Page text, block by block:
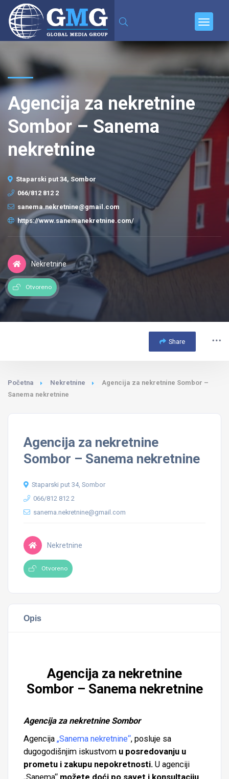
Agencija za nekretnine
Sombor – Sanema
nekretnine
Staparski put 34, Sombor
066/812 812 2
sanema.nekretnine@gmail.com
https://www.sanemanekretnine.com/
Nekretnine
Otvoreno
Share
Početna Nekretnine
Agencija za nekretnine Sombor –
Sanema nekretnine
Agencija za nekretnine
Sombor – Sanema nekretnine
Staparski put 34, Sombor
066/812 812 2
sanema.nekretnine@gmail.com
Nekretnine
Otvoreno
Opis
Agencija za nekretnine
Sombor – Sanema nekretnine
Agencija za nekretnine Sombor
Agencija „Sanema nekretnine“, posluje sa
dugogodišnjim iskustvom u posredovanju u
prometu i zakupu nepokretnosti. U agenciji